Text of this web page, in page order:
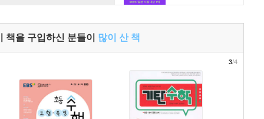
책을 구입하신 분들이 많이 산 책
3/4